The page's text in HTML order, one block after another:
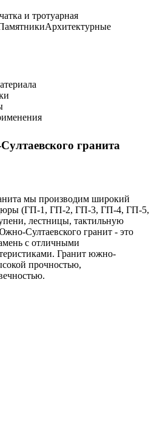
и тротуарная
Архитектурные
гранита
мы производим широкий
(ГП-1, ГП-2, ГП-3, ГП-4, ГП-5,
лестницы, тактильную
Султаевского гранит - это
с отличными
Гранит южно-
прочностью,